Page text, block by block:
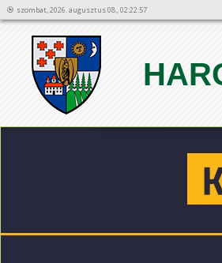
szombat, 2026. augusztus 08., 02:22:57